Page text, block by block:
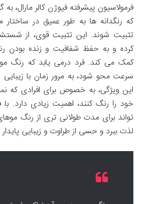
فرمولاسیون پیشرفته فیوژن کالر مارال،
که رنگدانه ها به طور عمیق در
تثبیت شوند. این تثبیت قوی، از
کرده و به حفظ شفافیت و زنده بودن
کمک می کند. فرد درمی یابد که رنگ
سرعت محو شود، به مرور زمان با
این ویژگی، به خصوص برای افرادی که
خود را رنگ کنند، اهمیت زیادی دارد. با
تواند برای مدت طولانی تری از رنگ
لذت ببرد و حسی از طراوت و زیبایی پایدار